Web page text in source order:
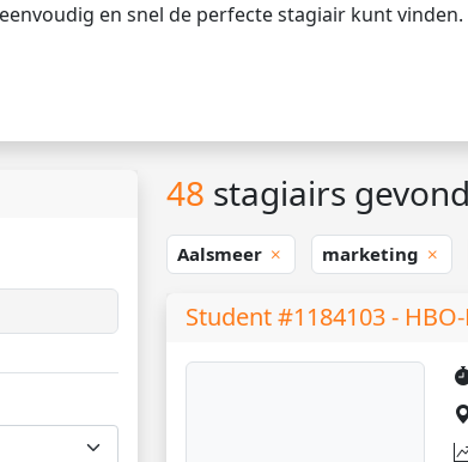
en snel de perfecte stagiair kunt vinden.
48 stagiairs
Aalsmeer marketing
Student #1184103 -